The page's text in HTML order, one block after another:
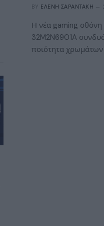
BY ΕΛΈΝΗ ΣΑΡΑΝΤΆΚΗ
Η νέα gaming οθόνη
32M2N6901A
ποιότητα χρωμάτων